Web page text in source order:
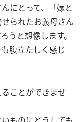
にとって、「嫁と
られたお義母さん
うと想像します。
腹立たしく感じ
ことができませ